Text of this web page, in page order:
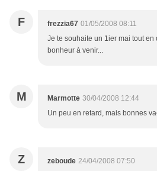
F frezzia67 01/05/2008 08:11
Je te souhaite un 1ier mai tout
bonheur à venir...
M Marmotte 30/04/2008 12:44
Un peu en retard, mais bonnes
Z zeboude 24/04/2008 07:50